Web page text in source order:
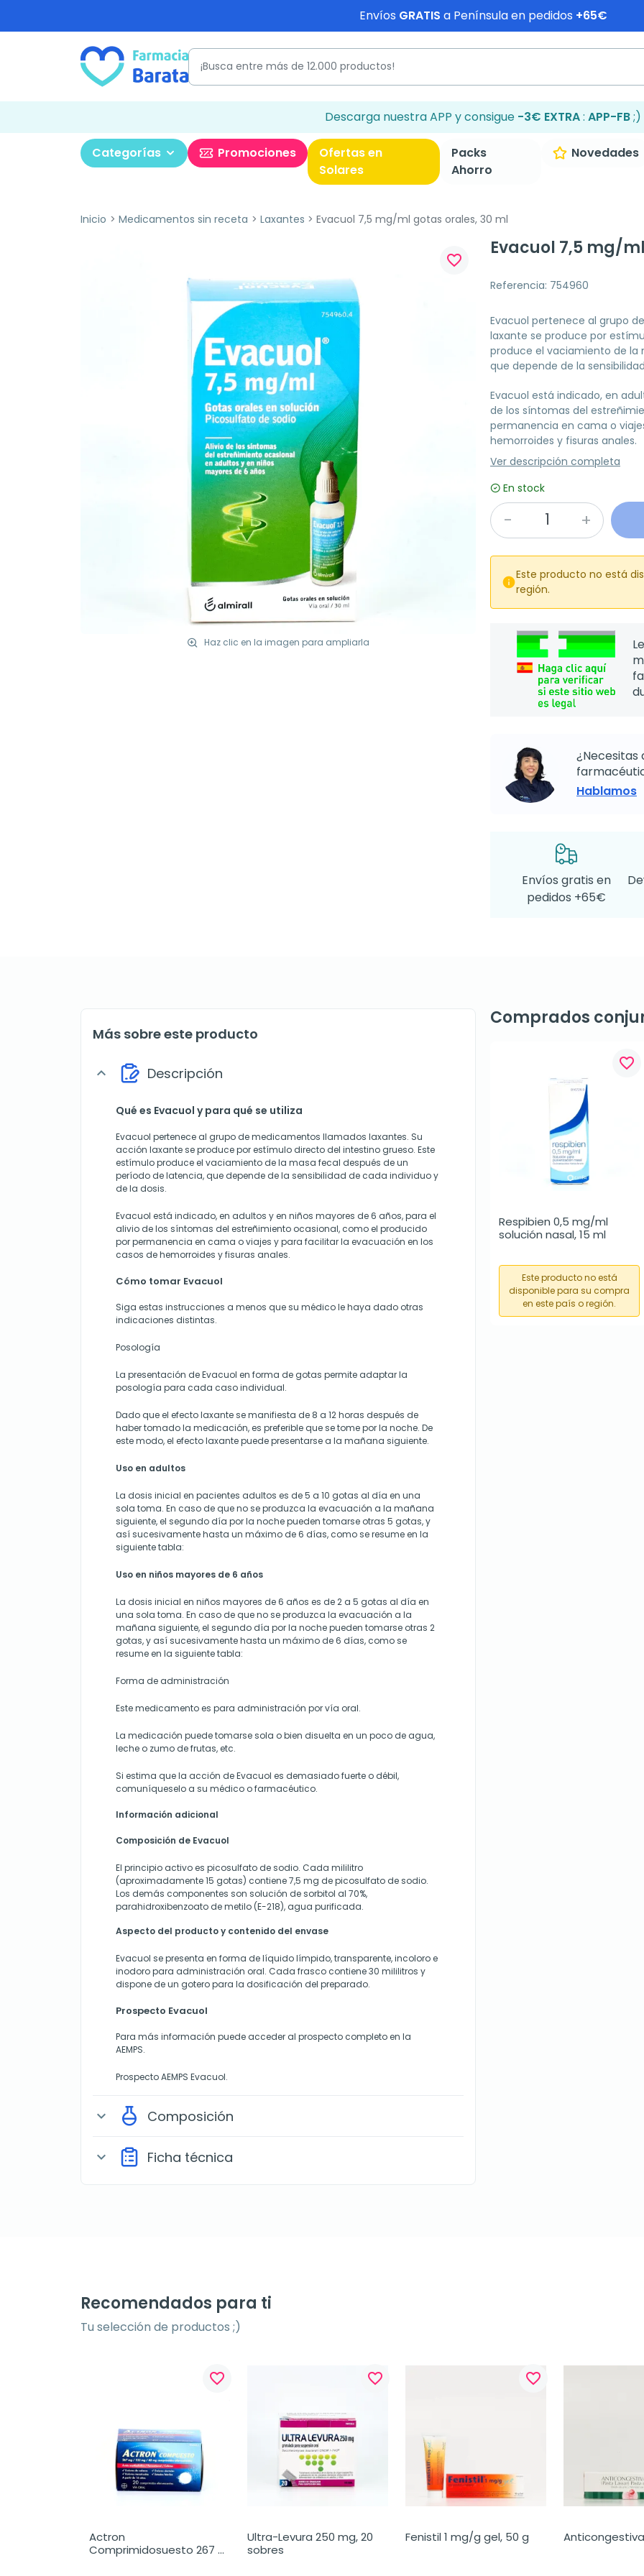
Envíos GRATIS a Península en pedidos +65€
Descarga nuestra APP y consigue -3€ EXTRA: APP-FB;)
Categorías Promociones
Ofertas en
Solares
Packs
Ahorro
Novedades
Inicio Medicamentos sin receta Laxantes Evacuol 7,5 mg/ml gotas orales, 30 ml
Haz clic en la imagen para ampliarla
favorite_border
Evacuol 7,5 mg/
Referencia: 754960
Evacuol pertenece al grupo
laxante se produce por
produce el vaciamiento de la
que depende de la
Evacuol está indicado, en
de los síntomas del
permanencia en cama o
hemorroides y fisuras anales.
Ver descripción completa
En stock

Este producto no está
región.
¿Necesitas
Hablamos
Envíos gratis en
pedidos +65€
Más sobre este producto
expand_more Descripción
Qué es Evacuol y para qué se utiliza
Evacuol pertenece al grupo de medicamentos llamados laxantes. Su
acción laxante se produce por estímulo directo del intestino grueso. Este
estímulo produce el vaciamiento de la masa fecal después de un
período de latencia, que depende de la sensibilidad de cada individuo y
de la dosis.
Evacuol está indicado, en adultos y en niños mayores de 6 años, para el
alivio de los síntomas del estreñimiento ocasional, como el producido
por permanencia en cama o viajes y para facilitar la evacuación en los
casos de hemorroides y fisuras anales.
Cómo tomar Evacuol
Siga estas instrucciones a menos que su médico le haya dado otras
indicaciones distintas.
Posología
La presentación de Evacuol en forma de gotas permite adaptar la
posología para cada caso individual.
Dado que el efecto laxante se manifiesta de 8 a 12 horas después de
haber tomado la medicación, es preferible que se tome por la noche. De
este modo, el efecto laxante puede presentarse a la mañana siguiente.
Uso en adultos
La dosis inicial en pacientes adultos es de 5 a 10 gotas al día en una
sola toma. En caso de que no se produzca la evacuación a la mañana
siguiente, el segundo día por la noche pueden tomarse otras 5 gotas, y
así sucesivamente hasta un máximo de 6 días, como se resume en la
siguiente tabla:
Uso en niños mayores de 6 años
La dosis inicial en niños mayores de 6 años es de 2 a 5 gotas al día en
una sola toma. En caso de que no se produzca la evacuación a la
mañana siguiente, el segundo día por la noche pueden tomarse otras 2
gotas, y así sucesivamente hasta un máximo de 6 días, como se
resume en la siguiente tabla:
Forma de administración
Este medicamento es para administración por vía oral.
La medicación puede tomarse sola o bien disuelta en un poco de agua,
leche o zumo de frutas, etc.
Si estima que la acción de Evacuol es demasiado fuerte o débil,
comuníqueselo a su médico o farmacéutico.
Información adicional
Composición de Evacuol
El principio activo es picosulfato de sodio. Cada mililitro
(aproximadamente 15 gotas) contiene 7,5 mg de picosulfato de sodio.
Los demás componentes son solución de sorbitol al 70%,
parahidroxibenzoato de metilo (E-218), agua purificada.
Aspecto del producto y contenido del envase
Evacuol se presenta en forma de líquido límpido, transparente, incoloro e
inodoro para administración oral. Cada frasco contiene 30 mililitros y
dispone de un gotero para la dosificación del preparado.
Prospecto Evacuol
Para más información puede acceder al prospecto completo en la
AEMPS.
Prospecto AEMPS Evacuol.
expand_more Composición
expand_more Ficha técnica
Comprados
favorite_border
Respibien 0,5 mg/ml
solución nasal, 15 ml
Este producto no está
disponible para su compra
en este país o región.
Recomendados para ti
Tu selección de productos ;)
favorite_border
Actron
Comprimidosuesto 267
favorite_border
Ultra-Levura 250 mg, 20
sobres
favorite_border
Fenistil 1 mg/g gel, 50 g